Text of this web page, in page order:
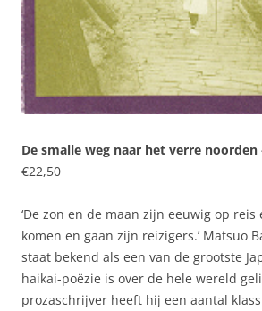
De smalle weg naar het verre noorden
€22,50
‘De zon en de maan zijn eeuwig op
komen en gaan zijn reizigers.’ Matsuo
staat bekend als een van de grootste
haikai-poëzie is over de hele wereld
prozaschrijver heeft hij een aantal